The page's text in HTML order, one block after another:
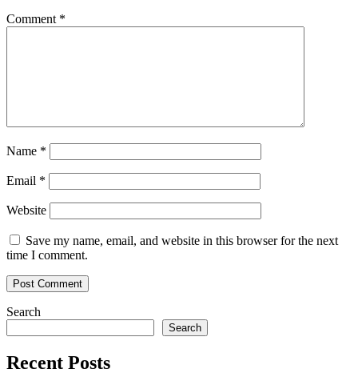
Comment *
Name *
Email *
Website
Save my name, email, and website in this browser for the next
time I comment.
Search
Search
Recent Posts